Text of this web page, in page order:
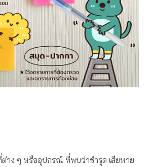
าง ๆ หรืออุปกรณ์ ที่พบว่าชำรุด เสียหาย